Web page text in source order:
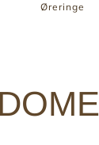
Øreringe